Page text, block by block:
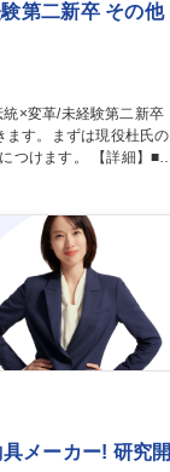
第二新卒 その他
【詳細】■原
ール度数の調整、ブレ
点でのモノづくりや提
メーカー! 研究開